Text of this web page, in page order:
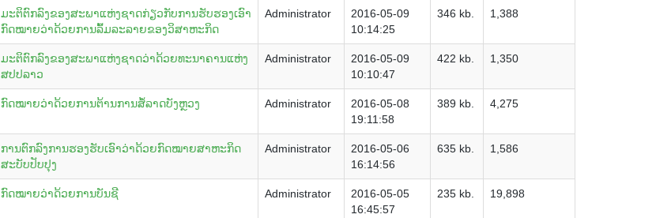
ມະຕິຕົກລົງຂອງສະພາແຫ່ງຊາດກ່ຽວກັບການຮັບຮອງເອົາ
ກົດໝາຍວ່າດ້ວຍການລົ້ມລະລາຍຂອງວິສາຫະກິດ
Administrator
2016-05-09
10:14:25
346 kb. 1,388
ມະຕິຕົກລົງຂອງສະພາແຫ່ງຊາດວ່າດ້ວຍທະນາຄານແຫ່ງ
ສປປລາວ
Administrator
2016-05-09
10:10:47
422 kb. 1,350
ກົດໝາຍວ່າດ້ວຍການຕ້ານການສໍ້ລາດບັງຫຼວງ Administrator
2016-05-08
19:11:58
389 kb. 4,275
ການຕົກລົງການຮອງຮັບເອົາວ່າດ້ວຍກົດໝາຍສາຫະກິດ
ສະບັບປັບປຸງ
Administrator
2016-05-06
16:14:56
635 kb. 1,586
ກົດໝາຍວ່າດ້ວຍການບັນຊີ Administrator
2016-05-05
16:45:57
235 kb. 19,898